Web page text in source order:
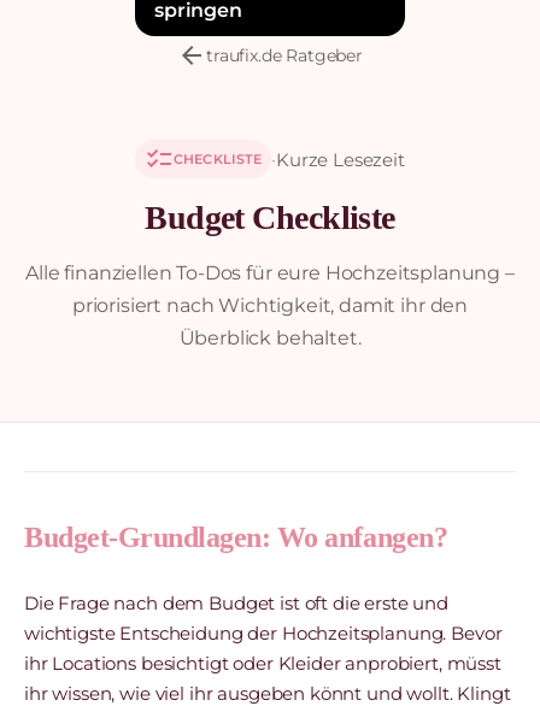
arrow_backtraufix.de Ratgeber
checklistCHECKLISTE ·Kurze Lesezeit
Budget Checkliste
Alle finanziellen To-Dos für eure Hochzeitsplanung –
priorisiert nach Wichtigkeit, damit ihr den
Überblick behaltet.
Budget-Grundlagen: Wo anfangen?
Die Frage nach dem Budget ist oft die erste und
wichtigste Entscheidung der Hochzeitsplanung. Bevor
ihr Locations besichtigt oder Kleider anprobiert, müsst
ihr wissen, wie viel ihr ausgeben könnt und wollt. Klingt
springen